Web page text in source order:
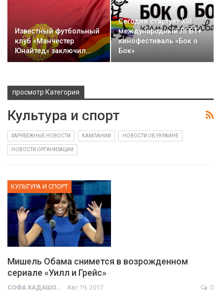
Известный футбольный
клуб «Манчестер
Юнайтед» заключил…
Сегодня стартует XIII
международный ЛГБТ+
кинофестиваль «Бок о
Бок»
просмотр Категория
Культура и спорт
ЗАРУБЕЖНЫЕ НОВОСТИ КАМПАНИИ НОВОСТИ ОБ УКРАИНЕ
НОВОСТИ ОРГАНИЗАЦИИ
КУЛЬТУРА И СПОРТ
Мишель Обама снимется в возрожденном
сериале «Уилл и Грейс»
СОФА ХАДАШОТ Авг 19, 2017
0